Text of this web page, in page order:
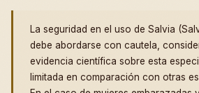
La seguridad en el uso de Salvia
debe abordarse con cautela,
evidencia científica sobre esta
limitada en comparación con otras